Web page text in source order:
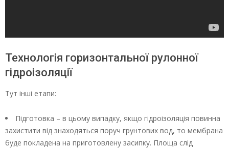
Технологія горизонтальної рулонної
гідроізоляції
Тут інші етапи:
Підготовка – в цьому випадку, якщо гідроізоляція повинна
захистити від знаходяться поруч грунтових вод, то мембрана
буде покладена на приготовлену засипку. Площа слід